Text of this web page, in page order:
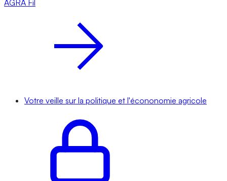
AGRA Fil
Votre veille sur la politique et l'écononomie agricole